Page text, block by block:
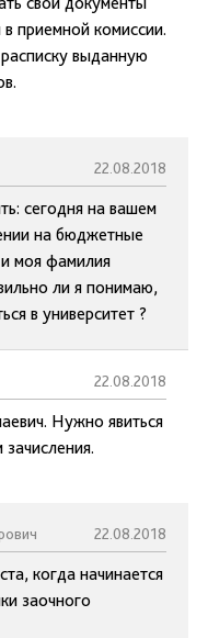
приемной комиссии.
выданную
22.08.2018
сегодня на вашем
на бюджетные
моя фамилия
ли я понимаю,
в университет ?
22.08.2018
Нужно явиться
22.08.2018
когда начинается
заочного